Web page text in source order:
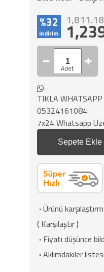
%32
indirim
TIKLA
05324161084
7x24 Whatsapp
Sepete Ekle
·Ürünü
( Karşılaştır)
· Fiyatı düşünce
·Aklımdakiler